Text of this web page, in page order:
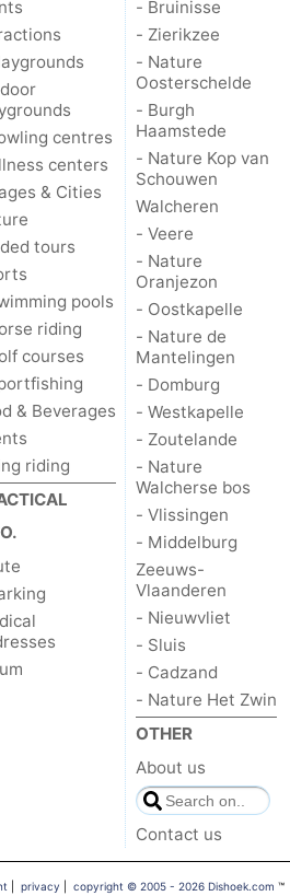
centres
centers
& Cities
tours
pools
riding
courses
& Beverages
riding
- Bruinisse
- Zierikzee
- Nature
Oosterschelde
- Burgh
Haamstede
- Nature Kop van
Schouwen
Walcheren
- Veere
- Nature
Oranjezon
- Oostkapelle
- Nature de
Mantelingen
- Domburg
- Westkapelle
- Zoutelande
- Nature
Walcherse bos
- Vlissingen
- Middelburg
Zeeuws-
Vlaanderen
- Nieuwvliet
- Sluis
- Cadzand
- Nature Het Zwin
OTHER
About us
Contact us
|privacy |copyright © 2005 - 2026 Dishoek.com ™